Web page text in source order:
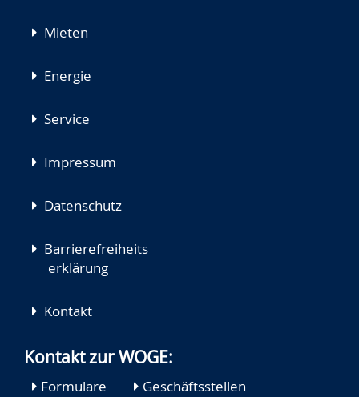
Mieten
Energie
Service
Impressum
Datenschutz
Barrierefreiheits
erklärung
Kontakt
Kontakt zur WOGE:
Formulare Geschäftsstellen